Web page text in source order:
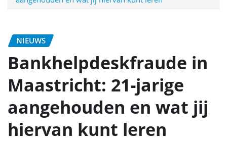
NIEUWS
Bankhelpdeskfraude in
Maastricht: 21‑jarige
aangehouden en wat jij
hiervan kunt leren